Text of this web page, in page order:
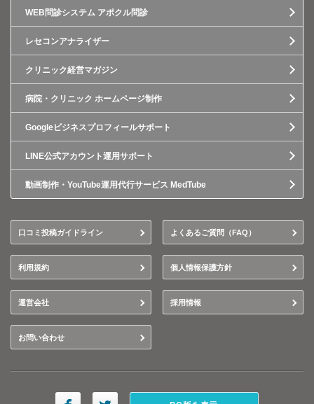
WEB問診システム アポクル問診
レセコンアナライザー
クリニック経営マガジン
病院・クリニック ホームページ制作
Googleビジネスプロフィールサポート
LINE公式アカウント運用サポート
動画制作・YouTube運用代行サービス MedTube
口コミ投稿ガイドライン よくあるご質問（FAQ）
利用規約 個人情報保護方針
運営会社 採用情報
お問い合わせ